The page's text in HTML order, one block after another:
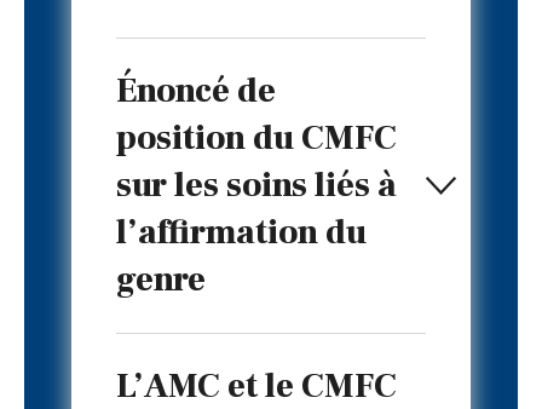
Énoncé de
position du CMFC
sur les soins liés à
l’affirmation du
genre
L’AMC et le CMFC